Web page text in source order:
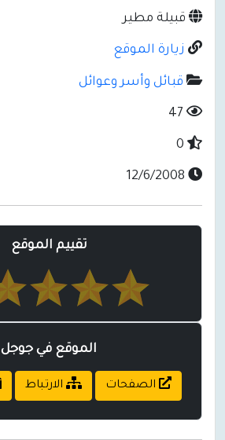
قبيلة مطير
زيارة الموقع
قبائل وأسر وعوائل
تقييم الموقع
الموقع في جوجل
الصفحات الارتباط